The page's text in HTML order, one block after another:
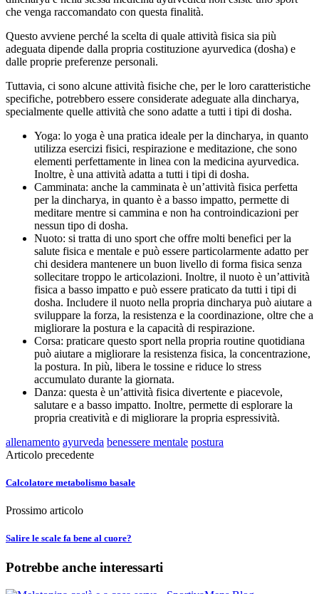
che venga raccomandato con questa finalità.
Questo avviene perché la scelta di quale attività fisica sia più
adeguata dipende dalla propria costituzione ayurvedica (dosha) e
dalle proprie preferenze personali.
Tuttavia, ci sono alcune attività fisiche che, per le loro caratteristiche
specifiche, potrebbero essere considerate adeguate alla dincharya,
specialmente quelle attività che sono adatte a tutti i tipi di dosha.
Yoga: lo yoga è una pratica ideale per la dincharya, in quanto
utilizza esercizi fisici, respirazione e meditazione, che sono
elementi perfettamente in linea con la medicina ayurvedica.
Inoltre, è una attività adatta a tutti i tipi di dosha.
Camminata: anche la camminata è un’attività fisica perfetta
per la dincharya, in quanto è a basso impatto, permette di
meditare mentre si cammina e non ha controindicazioni per
nessun tipo di dosha.
Nuoto: si tratta di uno sport che offre molti benefici per la
salute fisica e mentale e può essere particolarmente adatto per
chi desidera mantenere un buon livello di forma fisica senza
sollecitare troppo le articolazioni. Inoltre, il nuoto è un’attività
fisica a basso impatto e può essere praticato da tutti i tipi di
dosha. Includere il nuoto nella propria dincharya può aiutare a
sviluppare la forza, la resistenza e la coordinazione, oltre che a
migliorare la postura e la capacità di respirazione.
Corsa: praticare questo sport nella propria routine quotidiana
può aiutare a migliorare la resistenza fisica, la concentrazione,
la postura. In più, libera le tossine e riduce lo stress
accumulato durante la giornata.
Danza: questa è un’attività fisica divertente e piacevole,
salutare e a basso impatto. Inoltre, permette di esplorare la
propria creatività e di migliorare la propria espressività.
allenamento ayurveda benessere mentale postura
Articolo precedente
Calcolatore metabolismo basale
Prossimo articolo
Salire le scale fa bene al cuore?
Potrebbe anche interessarti